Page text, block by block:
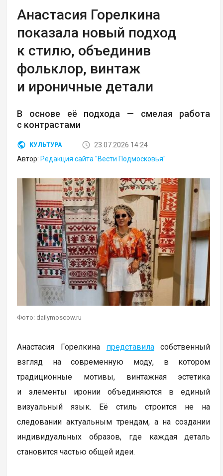
Анастасия Горелкина
показала новый подход
к стилю, объединив
фольклор, винтаж
и ироничные детали
В основе её подхода — смелая работа
с контрастами
КУЛЬТУРА
23.07.2026 14:24
Автор: Редакция сайта "Вести Подмосковья"
Фото: dailymoscow.ru
Анастасия Горелкина представиласобственный
взгляд на современную моду, в котором
традиционные мотивы, винтажная эстетика
и элементы иронии объединяются в единый
визуальный язык. Её стиль строится не на
следовании актуальным трендам, а на создании
индивидуальных образов, где каждая деталь
становится частью общей идеи.